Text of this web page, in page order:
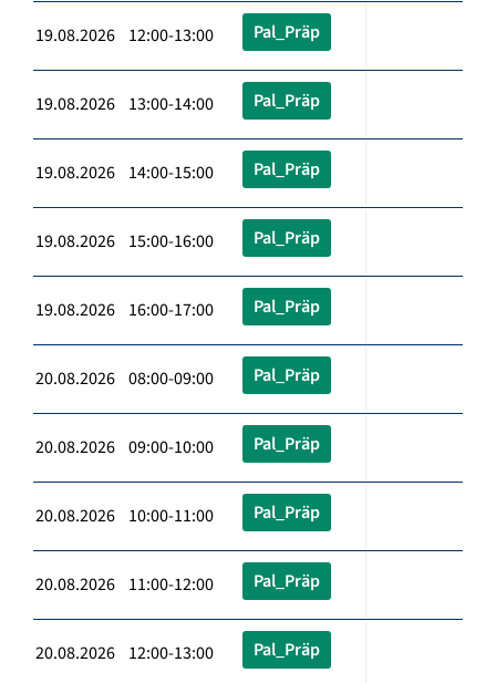
19.08.2026 12:00-13:00 Pal_Präp
19.08.2026 13:00-14:00 Pal_Präp
19.08.2026 14:00-15:00 Pal_Präp
19.08.2026 15:00-16:00 Pal_Präp
19.08.2026 16:00-17:00 Pal_Präp
20.08.2026 08:00-09:00 Pal_Präp
20.08.2026 09:00-10:00 Pal_Präp
20.08.2026 10:00-11:00 Pal_Präp
20.08.2026 11:00-12:00 Pal_Präp
20.08.2026 12:00-13:00 Pal_Präp